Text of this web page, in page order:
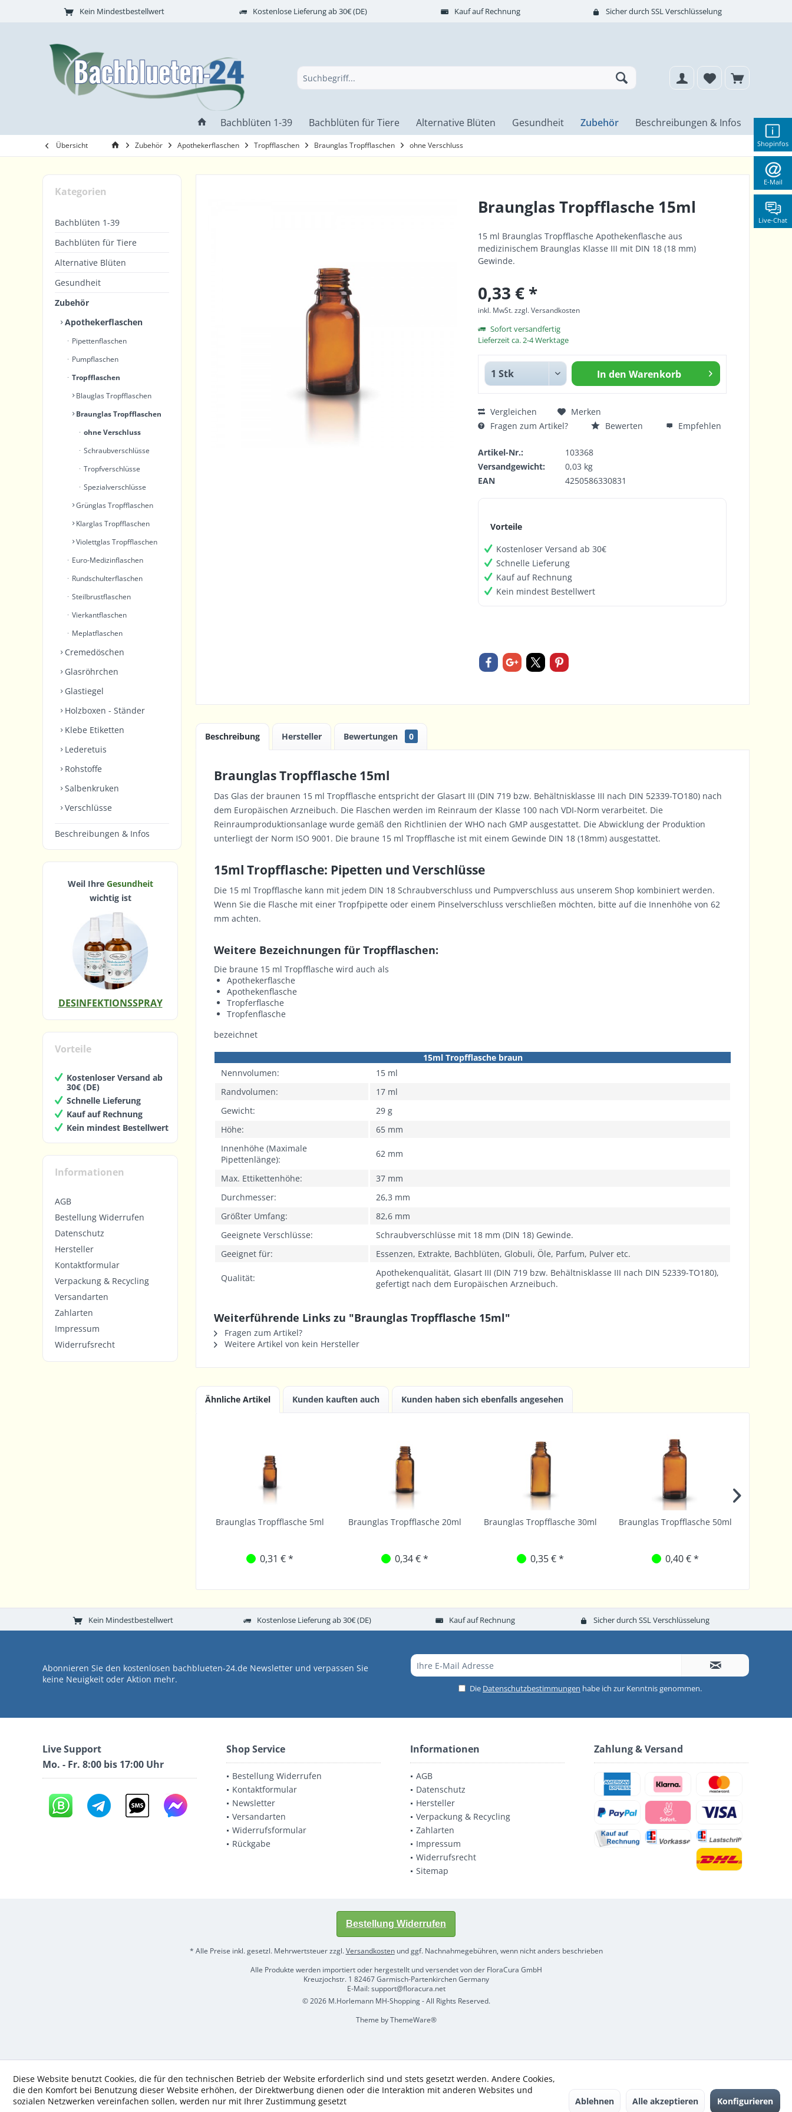
Shopinfos
E-Mail
Live-Chat
Kein Mindestbestellwert Kostenlose Lieferung ab 30€ (DE) Kauf auf Rechnung Sicher durch SSL Verschlüsselung
Bachblüten 1-39 Bachblüten für Tiere Alternative Blüten Gesundheit Zubehör Beschreibungen & Infos
Übersicht Zubehör Apothekerflaschen Tropfflaschen Braunglas Tropfflaschen ohne Verschluss
Kategorien
Bachblüten 1-39
Bachblüten für Tiere
Alternative Blüten
Gesundheit
Zubehör
Apothekerflaschen
Pipettenflaschen
Pumpflaschen
Tropfflaschen
Blauglas Tropfflaschen
Braunglas Tropfflaschen
ohne Verschluss
Schraubverschlüsse
Tropfverschlüsse
Spezialverschlüsse
Grünglas Tropfflaschen
Klarglas Tropfflaschen
Violettglas Tropfflaschen
Euro-Medizinflaschen
Rundschulterflaschen
Steilbrustflaschen
Vierkantflaschen
Meplatflaschen
Cremedöschen
Glasröhrchen
Glastiegel
Holzboxen - Ständer
Klebe Etiketten
Lederetuis
Rohstoffe
Salbenkruken
Verschlüsse
Beschreibungen & Infos
Weil Ihre Gesundheit
wichtig ist
DESINFEKTIONSSPRAY
Vorteile
Kostenloser Versand ab
30€ (DE)
Schnelle Lieferung
Kauf auf Rechnung
Kein mindest Bestellwert
Informationen
AGB
Bestellung Widerrufen
Datenschutz
Hersteller
Kontaktformular
Verpackung & Recycling
Versandarten
Zahlarten
Impressum
Widerrufsrecht
Braunglas Tropfflasche 15ml
15 ml Braunglas Tropfflasche Apothekenflasche aus
medizinischem Braunglas Klasse III mit DIN 18 (18 mm)
Gewinde.
0,33 € *
inkl. MwSt.zzgl. Versandkosten
Sofort versandfertig
Lieferzeit ca. 2-4 Werktage
In den Warenkorb
Vergleichen
Merken
Fragen zum Artikel?
Bewerten Empfehlen
Artikel-Nr.:
103368
Versandgewicht:
0,03 kg
EAN
4250586330831
Vorteile
Kostenloser Versand ab 30€
Schnelle Lieferung
Kauf auf Rechnung
Kein mindest Bestellwert
Beschreibung Hersteller Bewertungen 0
Braunglas Tropfflasche 15ml
Das Glas der braunen 15 ml Tropfflasche entspricht der Glasart III (DIN 719 bzw. Behältnisklasse III nach DIN 52339-TO180) nach
dem Europäischen Arzneibuch. Die Flaschen werden im Reinraum der Klasse 100 nach VDI-Norm verarbeitet. Die
Reinraumproduktionsanlage wurde gemäß den Richtlinien der WHO nach GMP ausgestattet. Die Abwicklung der Produktion
unterliegt der Norm ISO 9001. Die braune 15 ml Tropfflasche ist mit einem Gewinde DIN 18 (18mm) ausgestattet.
15ml Tropfflasche: Pipetten und Verschlüsse
Die 15 ml Tropfflasche kann mit jedem DIN 18 Schraubverschluss und Pumpverschluss aus unserem Shop kombiniert werden.
Wenn Sie die Flasche mit einer Tropfpipette oder einem Pinselverschluss verschließen möchten, bitte auf die Innenhöhe von 62
mm achten.
Weitere Bezeichnungen für Tropfflaschen:
Die braune 15 ml Tropfflasche wird auch als
Apothekerflasche
Apothekenflasche
Tropferflasche
Tropfenflasche
bezeichnet
15ml Tropfflasche braun
Nennvolumen:
15 ml
Randvolumen:
17 ml
Gewicht:
29 g
Höhe:
65 mm
Innenhöhe (Maximale
Pipettenlänge):
62 mm
Max. Ettikettenhöhe:
37 mm
Durchmesser:
26,3 mm
Größter Umfang:
82,6 mm
Geeignete Verschlüsse:
Schraubverschlüsse mit 18 mm (DIN 18) Gewinde.
Geeignet für:
Essenzen, Extrakte, Bachblüten, Globuli, Öle, Parfum, Pulver etc.
Qualität:
Apothekenqualität, Glasart III (DIN 719 bzw. Behältnisklasse III nach DIN 52339-TO180),
gefertigt nach dem Europäischen Arzneibuch.
Weiterführende Links zu "Braunglas Tropfflasche 15ml"
Fragen zum Artikel?
Weitere Artikel von kein Hersteller
Ähnliche Artikel Kunden kauften auch Kunden haben sich ebenfalls angesehen
Braunglas Tropfflasche 5ml
0,31 € *
Braunglas Tropfflasche 20ml
0,34 € *
Braunglas Tropfflasche 30ml
0,35 € *
Braunglas Tropfflasche 50ml
0,40 € *
Kein Mindestbestellwert Kostenlose Lieferung ab 30€ (DE) Kauf auf Rechnung Sicher durch SSL Verschlüsselung
Abonnieren Sie den kostenlosen bachblueten-24.de Newsletter und verpassen Sie
keine Neuigkeit oder Aktion mehr.
Die Datenschutzbestimmungen habe ich zur Kenntnis genommen.
Live Support
Mo. - Fr. 8:00 bis 17:00 Uhr
Shop Service
Bestellung Widerrufen
Kontaktformular
Newsletter
Versandarten
Widerrufsformular
Rückgabe
Informationen
AGB
Datenschutz
Hersteller
Verpackung & Recycling
Zahlarten
Impressum
Widerrufsrecht
Sitemap
Zahlung & Versand
Bestellung Widerrufen
* Alle Preise inkl. gesetzl. Mehrwertsteuer zzgl.Versandkostenund ggf. Nachnahmegebühren, wenn nicht anders beschrieben
Alle Produkte werden importiert oder hergestellt und versendet von der FloraCura GmbH
Kreuzjochstr. 1 82467 Garmisch-Partenkirchen Germany
E-Mail: support@floracura.net
© 2026 M.Horlemann MH-Shopping - All Rights Reserved.
Theme byThemeWare®
Diese Website benutzt Cookies, die für den technischen Betrieb der Website erforderlich sind und stets gesetzt werden. Andere Cookies,
die den Komfort bei Benutzung dieser Website erhöhen, der Direktwerbung dienen oder die Interaktion mit anderen Websites und
sozialen Netzwerken vereinfachen sollen, werden nur mit Ihrer Zustimmung gesetzt
Ablehnen Alle akzeptieren Konfigurieren